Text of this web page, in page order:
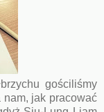
gościliśmy
nam, jak pracować